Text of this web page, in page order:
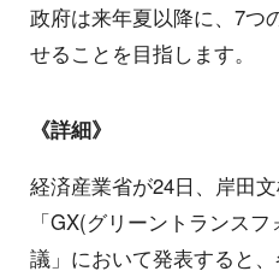
政府は来年夏以降に、7つ
せることを目指します。
《詳細》
経済産業省が24日、岸田
「GX(グリーントランス
議」において発表すると